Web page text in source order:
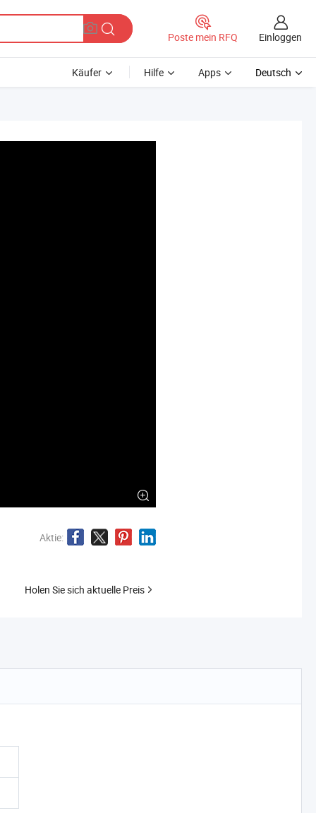
Poste mein RFQ Einloggen
Käufer Hilfe Apps Deutsch
Aktie:
Holen Sie sich aktuelle Preis